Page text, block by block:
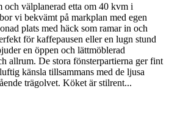
välplanerad etta om 40 kvm i
vi bekvämt på markplan med egen
plats med häck som ramar in och
för kaffepausen eller en lugn stund
en öppen och lättmöblerad
allrum. De stora fönsterpartierna ger fint
känsla tillsammans med de ljusa
trägolvet. Köket är stilrent...